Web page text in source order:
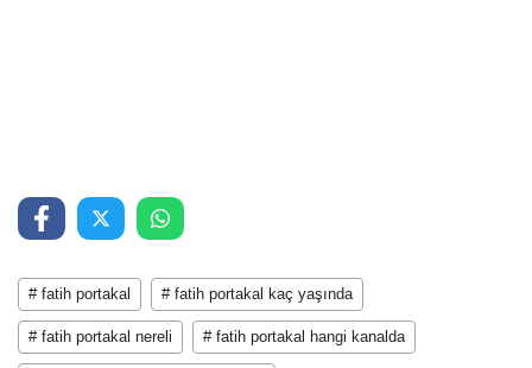
# fatih portakal # fatih portakal kaç yaşında
# fatih portakal nereli # fatih portakal hangi kanalda